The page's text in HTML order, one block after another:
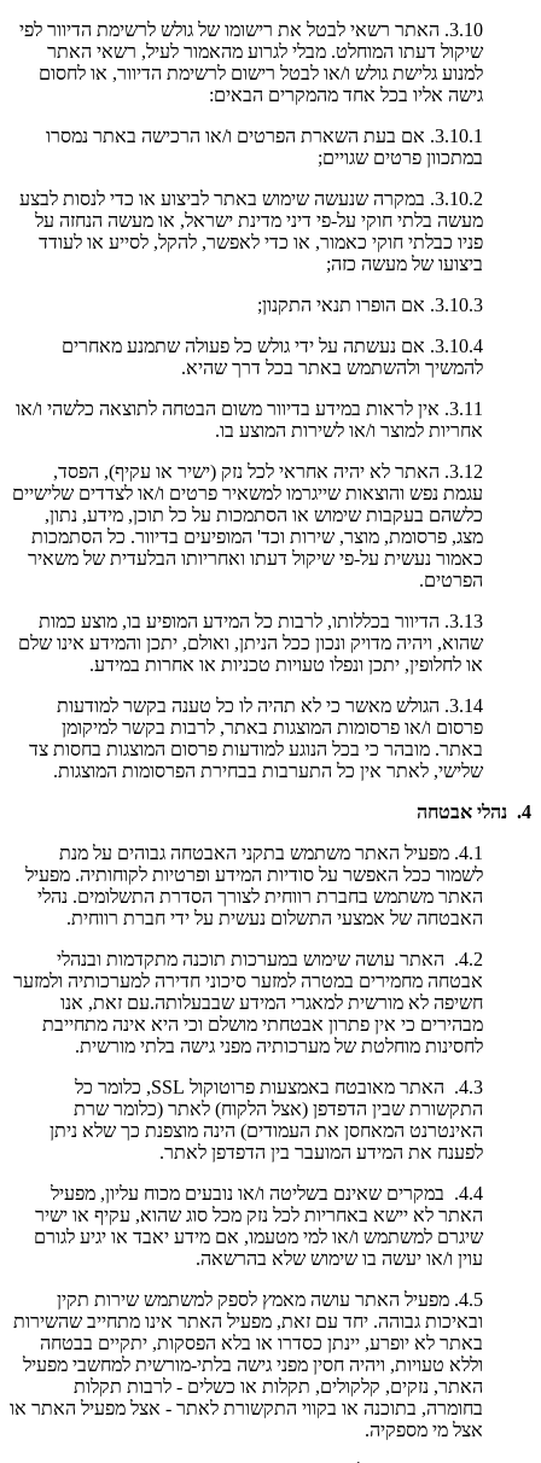
3.10. האתר רשאי לבטל את רישומו של גולש לרשימת הדיוור לפי
שיקול דעתו המוחלט. מבלי לגרוע מהאמור לעיל, רשאי האתר
למנוע גלישת גולש ו/או לבטל רישום לרשימת הדיוור, או לחסום
גישה אליו בכל אחד מהמקרים הבאים:
3.10.1. אם בעת השארת הפרטים ו/או הרכישה באתר נמסרו
במתכוון פרטים שגויים;
3.10.2. במקרה שנעשה שימוש באתר לביצוע או כדי לנסות לבצע
מעשה בלתי חוקי על-פי דיני מדינת ישראל, או מעשה הנחזה על
פניו כבלתי חוקי כאמור, או כדי לאפשר, להקל, לסייע או לעודד
ביצועו של מעשה כזה;
3.10.3. אם הופרו תנאי התקנון;
3.10.4. אם נעשתה על ידי גולש כל פעולה שתמנע מאחרים
להמשיך ולהשתמש באתר בכל דרך שהיא.
3.11. אין לראות במידע בדיוור משום הבטחה לתוצאה כלשהי ו/או
אחריות למוצר ו/או לשירות המוצע בו.
3.12. האתר לא יהיה אחראי לכל נזק (ישיר או עקיף), הפסד,
עגמת נפש והוצאות שייגרמו למשאיר פרטים ו/או לצדדים שלישיים
כלשהם בעקבות שימוש או הסתמכות על כל תוכן, מידע, נתון,
מצג, פרסומת, מוצר, שירות וכד' המופיעים בדיוור. כל הסתמכות
כאמור נעשית על-פי שיקול דעתו ואחריותו הבלעדית של משאיר
הפרטים.
3.13. הדיוור בכללותו, לרבות כל המידע המופיע בו, מוצע כמות
שהוא, ויהיה מדויק ונכון ככל הניתן, ואולם, יתכן והמידע אינו שלם
או לחלופין, יתכן ונפלו טעויות טכניות או אחרות במידע.
3.14. הגולש מאשר כי לא תהיה לו כל טענה בקשר למודעות
פרסום ו/או פרסומות המוצגות באתר, לרבות בקשר למיקומן
באתר. מובהר כי בכל הנוגע למודעות פרסום המוצגות בחסות צד
שלישי, לאתר אין כל התערבות בבחירת הפרסומות המוצגות.
4. נהלי אבטחה
4.1. מפעיל האתר משתמש בתקני האבטחה גבוהים על מנת
לשמור ככל האפשר על סודיות המידע ופרטיות לקוחותיה. מפעיל
האתר משתמש בחברת רווחית לצורך הסדרת התשלומים. נהלי
האבטחה של אמצעי התשלום נעשית על ידי חברת רווחית.
4.2. האתר עושה שימוש במערכות תוכנה מתקדמות ובנהלי
אבטחה מחמירים במטרה למזער סיכוני חדירה למערכותיה ולמזער
חשיפה לא מורשית למאגרי המידע שבבעלותה.עם זאת, אנו
מבהירים כי אין פתרון אבטחתי מושלם וכי היא אינה מתחייבת
לחסינות מוחלטת של מערכותיה מפני גישה בלתי מורשית.
4.3. האתר מאובטח באמצעות פרוטוקול SSL, כלומר כל
התקשורת שבין הדפדפן (אצל הלקוח) לאתר (כלומר שרת
האינטרנט המאחסן את העמודים) הינה מוצפנת כך שלא ניתן
לפענח את המידע המועבר בין הדפדפן לאתר.
4.4. במקרים שאינם בשליטה ו/או נובעים מכוח עליון, מפעיל
האתר לא יישא באחריות לכל נזק מכל סוג שהוא, עקיף או ישיר
שיגרם למשתמש ו/או למי מטעמו, אם מידע יאבד או יגיע לגורם
עוין ו/או יעשה בו שימוש שלא בהרשאה.
4.5. מפעיל האתר עושה מאמץ לספק למשתמש שירות תקין
ובאיכות גבוהה. יחד עם זאת, מפעיל האתר אינו מתחייב שהשירות
באתר לא יופרע, יינתן כסדרו או בלא הפסקות, יתקיים בבטחה
וללא טעויות, ויהיה חסין מפני גישה בלתי-מורשית למחשבי מפעיל
האתר, נזקים, קלקולים, תקלות או כשלים - לרבות תקלות
בחומרה, בתוכנה או בקווי התקשורת לאתר - אצל מפעיל האתר או
אצל מי מספקיה.